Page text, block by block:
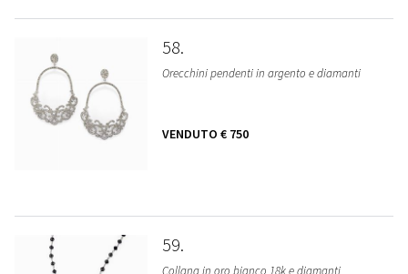
58
Orecchini pendenti in argento e diamanti
VENDUTO € 750
59